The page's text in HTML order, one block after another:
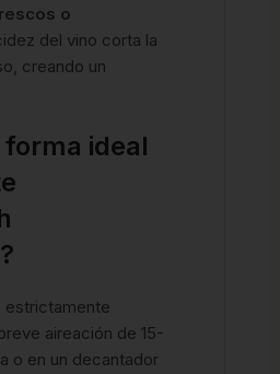
o
del vino corta la
creando un
forma ideal
estrictamente
aireación de 15-
o en un decantador